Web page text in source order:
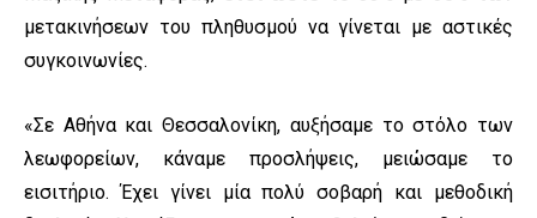
μετακινήσεων του πληθυσμού να γίνεται με αστικές
συγκοινωνίες.
«Σε Αθήνα και Θεσσαλονίκη, αυξήσαμε το στόλο των
λεωφορείων, κάναμε προσλήψεις, μειώσαμε το
εισιτήριο. Έχει γίνει μία πολύ σοβαρή και μεθοδική